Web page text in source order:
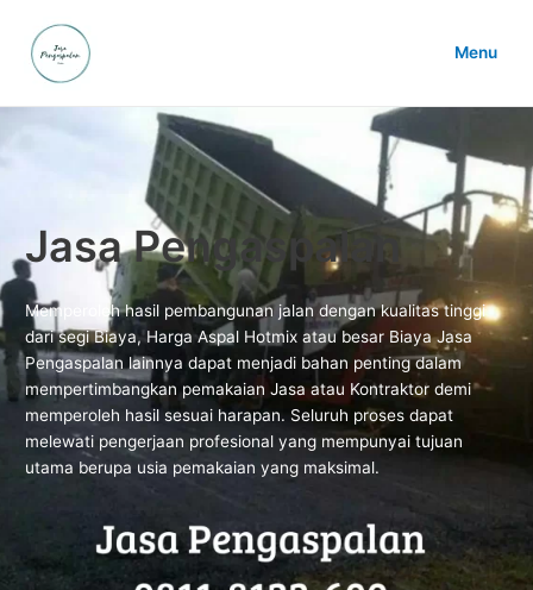
konten
Menu
Jasa Pengaspalan
Memperoleh hasil pembangunan jalan dengan kualitas tinggi
dari segi Biaya, Harga Aspal Hotmix atau besar Biaya Jasa
Pengaspalan lainnya dapat menjadi bahan penting dalam
mempertimbangkan pemakaian Jasa atau Kontraktor demi
memperoleh hasil sesuai harapan. Seluruh proses dapat
melewati pengerjaan profesional yang mempunyai tujuan
utama berupa usia pemakaian yang maksimal.